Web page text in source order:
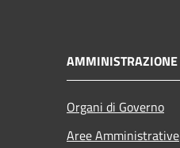
AMMINISTRAZIONE
Organi di Governo
Aree Amministrative